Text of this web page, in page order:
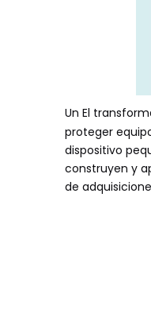
Un El
proteger
dispositivo
construyen y
de